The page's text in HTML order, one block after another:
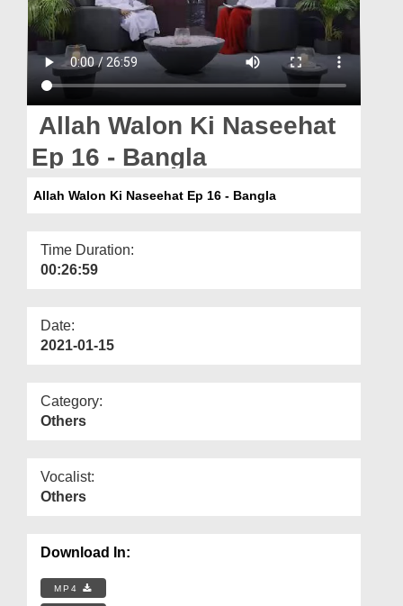
Donation
Magazine
Allah Walon Ki Naseehat
Ep 16 - Bangla
Allah Walon Ki Naseehat Ep 16 - Bangla
Time Duration:
00:26:59
Date:
2021-01-15
Category:
Others
Vocalist:
Others
Download In:
MP4